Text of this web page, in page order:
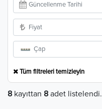
Tüm filtreleri temizleyin
8 kayıttan 8 adet listelendi.